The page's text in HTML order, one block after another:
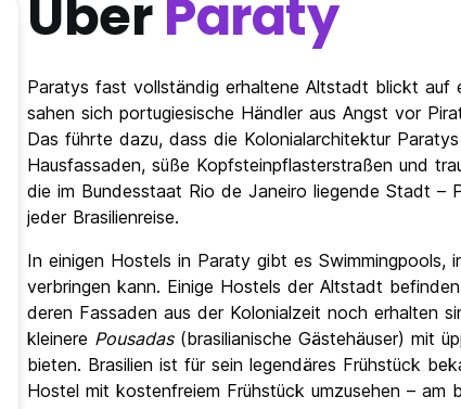
ÜberParaty
Paratys fast vollständig erhaltene Altstadt blickt auf
sahen sich portugiesische Händler aus Angst vor
Das führte dazu, dass die Kolonialarchitektur
Hausfassaden, süße Kopfsteinpflasterstraßen und
die im Bundesstaat Rio de Janeiro liegende Stadt –
jeder Brasilienreise.
In einigen Hostels in Paraty gibt es Swimmingpools,
verbringen kann. Einige Hostels der Altstadt
deren Fassaden aus der Kolonialzeit noch erhalten
kleinere Pousadas(brasilianische Gästehäuser) mit
bieten. Brasilien ist für sein legendäres Frühstück
Hostel mit kostenfreiem Frühstück umzusehen –